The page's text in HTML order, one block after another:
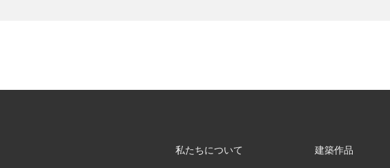
私たちについて 建築作品